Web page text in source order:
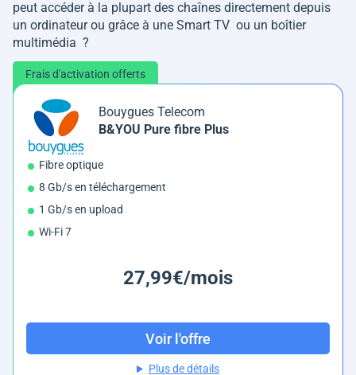
peut accéder à la plupart des chaînes directement depuis
un ordinateur ou grâce à une Smart TV ou un boîtier
multimédia ?
Frais d'activation offerts
Bouygues Telecom
B&YOU Pure fibre Plus
Fibre optique
8 Gb/s en téléchargement
1 Gb/s en upload
Wi-Fi 7
27,99€/mois
Voir l'offre
Plus de détails